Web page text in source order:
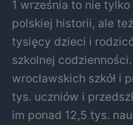
1 września to nie
polskiej historii, ale
tysięcy dzieci i
szkolnej
wrocławskich szkół i
tys. uczniów i
im ponad 12,5 tys.